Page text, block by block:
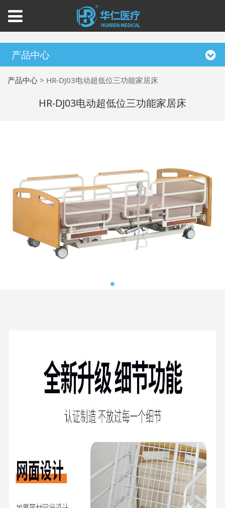
产品中心
产品中心 > HR-DJ03电动超低位三功能家居床
HR-DJ03电动超低位三功能家居床